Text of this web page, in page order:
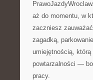
aż do momentu, w
zaczniesz
zagadką,
umiejętnością,
powtarzalności —
pracy.